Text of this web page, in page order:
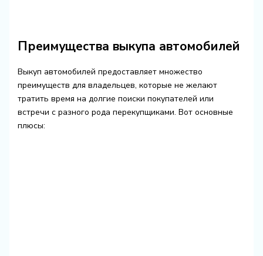
Преимущества выкупа автомобилей
Выкуп автомобилей предоставляет множество
преимуществ для владельцев, которые не желают
тратить время на долгие поиски покупателей или
встречи с разного рода перекупщиками. Вот основные
плюсы: